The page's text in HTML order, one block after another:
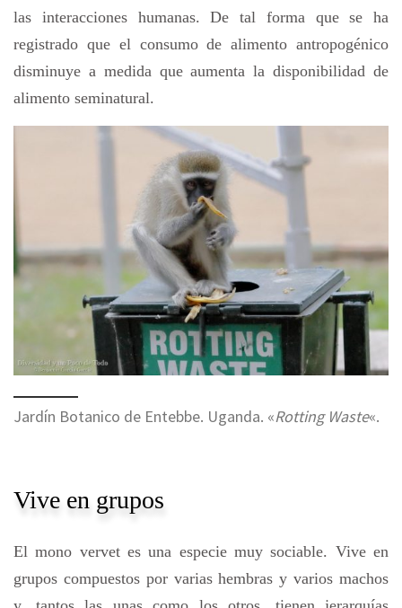
las interacciones humanas. De tal forma que se ha
registrado que el consumo de alimento antropogénico
disminuye a medida que aumenta la disponibilidad de
alimento seminatural.
Jardín Botanico de Entebbe. Uganda. «Rotting Waste«.
Vive en grupos
El mono vervet es una especie muy sociable. Vive en
grupos compuestos por varias hembras y varios machos